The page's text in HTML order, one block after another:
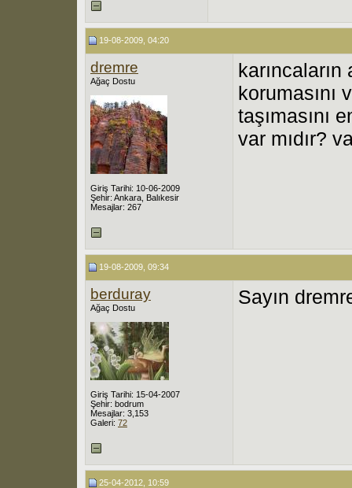
19-08-2009, 04:20
dremre
Ağaç Dostu
Giriş Tarihi: 10-06-2009
Şehir: Ankara, Balıkesir
Mesajlar: 267
korumasını
taşımasını
var mıdır?
19-08-2009, 09:34
berduray
Ağaç Dostu
Giriş Tarihi: 15-04-2007
Şehir: bodrum
Mesajlar: 3,153
Galeri: 72
Sayın
25-04-2012, 10:59